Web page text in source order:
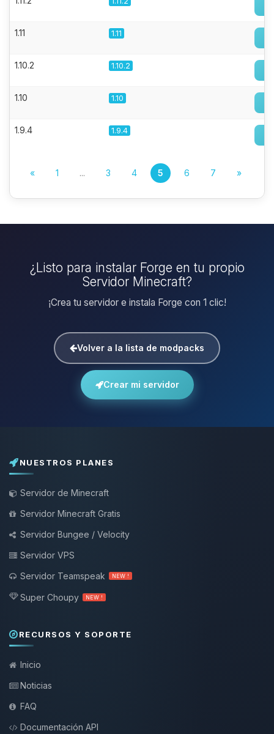
1.11 1.11
1.10.2 1.10.2
1.10 1.10
1.9.4 1.9.4
« 1 ... 3 4 5 6 7 »
¿Listo para instalar Forge en tu propio
Servidor Minecraft?
¡Crea tu servidor e instala Forge con 1 clic!
Volver a la lista de modpacks
Crear mi servidor
NUESTROS PLANES
Servidor de Minecraft
Servidor Minecraft Gratis
Servidor Bungee / Velocity
Servidor VPS
Servidor Teamspeak
NEW !
Super Choupy NEW !
RECURSOS Y SOPORTE
Inicio
Noticias
FAQ
Documentación API